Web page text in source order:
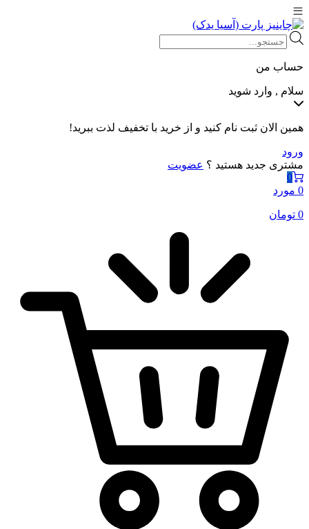
Products
search
حساب من
سلام , وارد شوید
همین الان ثبت نام کنید و از خرید با تخفیف لذت ببرید!
ورود
مشتری جدید هستید ؟ عضویت
0
0 مورد
0 تومان